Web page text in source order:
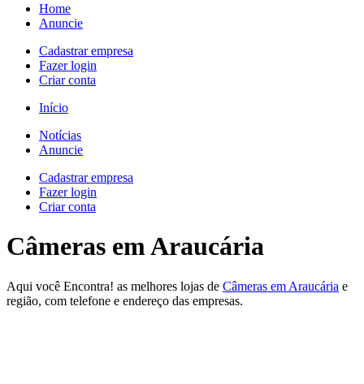
Home
Anuncie
Cadastrar empresa
Fazer login
Criar conta
Início
Notícias
Anuncie
Cadastrar empresa
Fazer login
Criar conta
Câmeras em Araucária
Aqui você Encontra! as melhores lojas de Câmeras em Araucária e
região, com telefone e endereço das empresas.